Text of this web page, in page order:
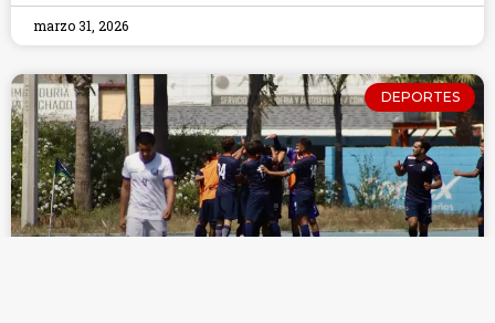
marzo 31, 2026
DEPORTES